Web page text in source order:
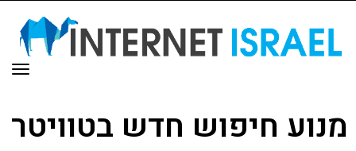
מנוע חיפוש חדש בטוויטר